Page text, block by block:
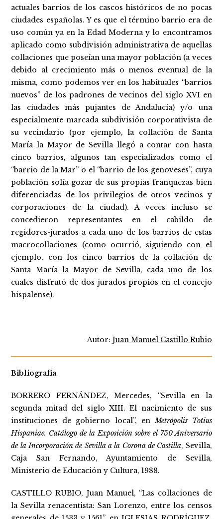
actuales barrios de los cascos históricos de no pocas
ciudades españolas. Y es que el término barrio era de
uso común ya en la Edad Moderna y lo encontramos
aplicado como subdivisión administrativa de aquellas
collaciones que poseían una mayor población (a veces
debido al crecimiento más o menos eventual de la
misma, como podemos ver en los habituales “barrios
nuevos” de los padrones de vecinos del siglo XVI en
las ciudades más pujantes de Andalucía) y/o una
especialmente marcada subdivisión corporativista de
su vecindario (por ejemplo, la collación de Santa
María la Mayor de Sevilla llegó a contar con hasta
cinco barrios, algunos tan especializados como el
“barrio de la Mar” o el “barrio de los genoveses”, cuya
población solía gozar de sus propias franquezas bien
diferenciadas de los privilegios de otros vecinos y
corporaciones de la ciudad). A veces incluso se
concedieron representantes en el cabildo de
regidores-jurados a cada uno de los barrios de estas
macrocollaciones (como ocurrió, siguiendo con el
ejemplo, con los cinco barrios de la collación de
Santa María la Mayor de Sevilla, cada uno de los
cuales disfrutó de dos jurados propios en el concejo
hispalense).
Autor: Juan Manuel Castillo Rubio
Bibliografía
BORRERO FERNÁNDEZ, Mercedes, “Sevilla en la
segunda mitad del siglo XIII. El nacimiento de sus
instituciones de gobierno local”, enMetrópolis Totius
Hispaniae. Catálogo de la Exposición sobre el 750 Aniversario
de la Incorporación de Sevilla a la Corona de Castilla, Sevilla,
Caja San Fernando, Ayuntamiento de Sevilla,
Ministerio de Educación y Cultura, 1988.
CASTILLO RUBIO, Juan Manuel, “Las collaciones de
la Sevilla renacentista: San Lorenzo, entre los censos